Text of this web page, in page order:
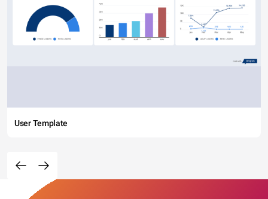
User Template